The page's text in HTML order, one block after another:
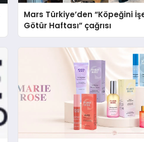
Mars Türkiye’den “Köpeğini
Götür Haftası” çağrısı